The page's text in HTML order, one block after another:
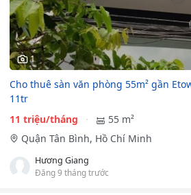
1
Cho thuê sàn văn phòng 55m² gần
11tr
11 triệu/tháng
55 m²
Quận Tân Bình, Hồ Chí Minh
Hương Giang
Đăng 9 tháng trước